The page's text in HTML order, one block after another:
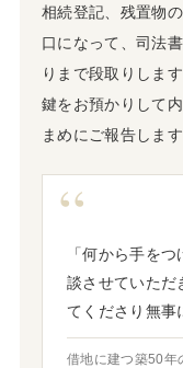
相続登記、残置物
口になって、司法
りまで段取りしま
鍵をお預かりして
まめにご報告します
「何から手を
談させていただ
てくださり無事
借地に建つ築50年